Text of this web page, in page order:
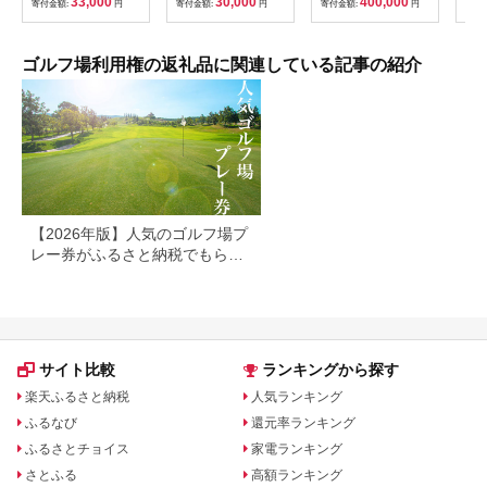
券 ゴルフ券 スポーツ
ラウンド 券 福岡県 小
寄付金額: 円 寄付金額: 円 寄付金額: 円
ゴルフ場利用権の返礼品に関連している記事の紹介
【2026年版】人気のゴルフ場プ
レー券がふるさと納税でもらえ
サイト比較
楽天ふるさと納税
ふるなび
ふるさとチョイス
さとふる
ランキングから探す
人気ランキング
還元率ランキング
家電ランキング
高額ランキング